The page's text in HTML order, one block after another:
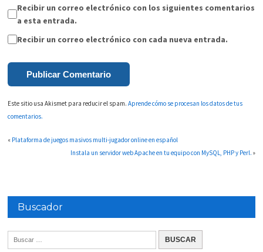
Recibir un correo electrónico con los siguientes comentarios
a esta entrada.
Recibir un correo electrónico con cada nueva entrada.
Este sitio usa Akismet para reducir el spam.Aprende cómo se procesan los datos de tus
comentarios.
« Plataforma de juegos masivos multi-jugador online en español
Instala un servidor web Apache en tu equipo con MySQL, PHP y Perl. »
Buscador